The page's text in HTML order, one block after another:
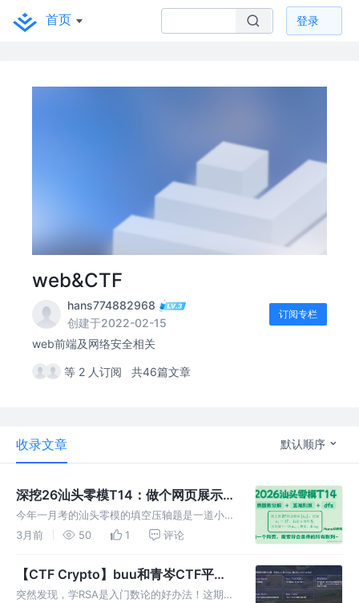
首页 登录
web&CTF
hans774882968
创建于2022-02-15
订阅专栏
web前端及网络安全相关
等 2 人订阅 共46篇文章
收录文章 默认顺序
深挖26汕头零模T14：做个网页展示这
道好题的风景~
今年一月考的汕头零模的填空压轴题是一道小清
新的脑筋急转弯题，难度不大，又能让人有所收
码搜索数列时，忽然想到：为什么不vibe
coding一个网页呢？
3月前 50 1 评论
【CTF Crypto】buu和青岑CTF平台
的5道RSA入门题详细题解+数论基础
突然发现，学RSA是入门数论的好办法！这期视